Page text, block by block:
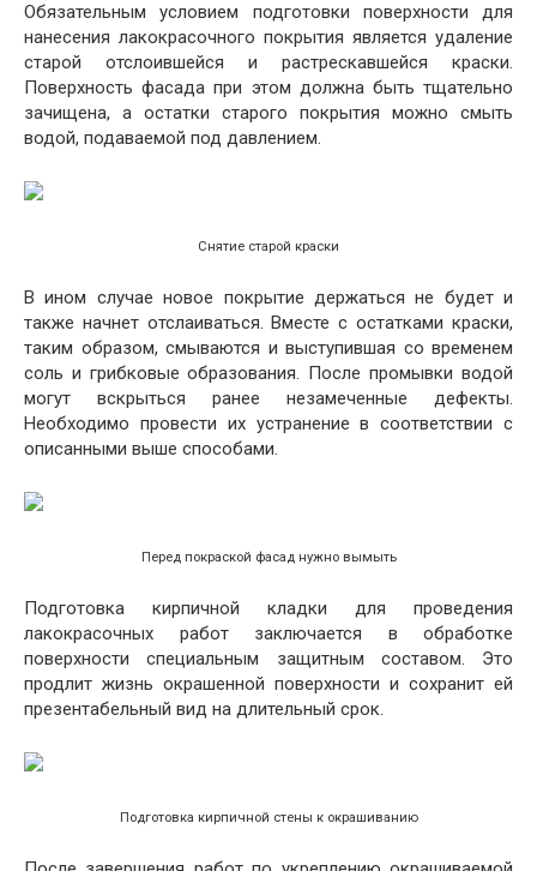
Обязательным условием подготовки поверхности для
нанесения лакокрасочного покрытия является удаление
старой отслоившейся и растрескавшейся краски.
Поверхность фасада при этом должна быть тщательно
зачищена, а остатки старого покрытия можно смыть
водой, подаваемой под давлением.
Снятие старой краски
В ином случае новое покрытие держаться не будет и
также начнет отслаиваться. Вместе с остатками краски,
таким образом, смываются и выступившая со временем
соль и грибковые образования. После промывки водой
могут вскрыться ранее незамеченные дефекты.
Необходимо провести их устранение в соответствии с
описанными выше способами.
Перед покраской фасад нужно вымыть
Подготовка кирпичной кладки для проведения
лакокрасочных работ заключается в обработке
поверхности специальным защитным составом. Это
продлит жизнь окрашенной поверхности и сохранит ей
презентабельный вид на длительный срок.
Подготовка кирпичной стены к окрашиванию